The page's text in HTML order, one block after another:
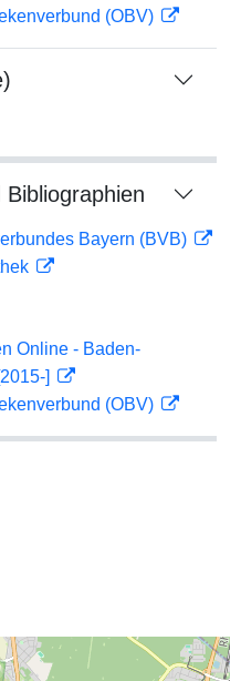
(OBV)
Bayern (BVB)
Online - Baden-
]
(OBV)